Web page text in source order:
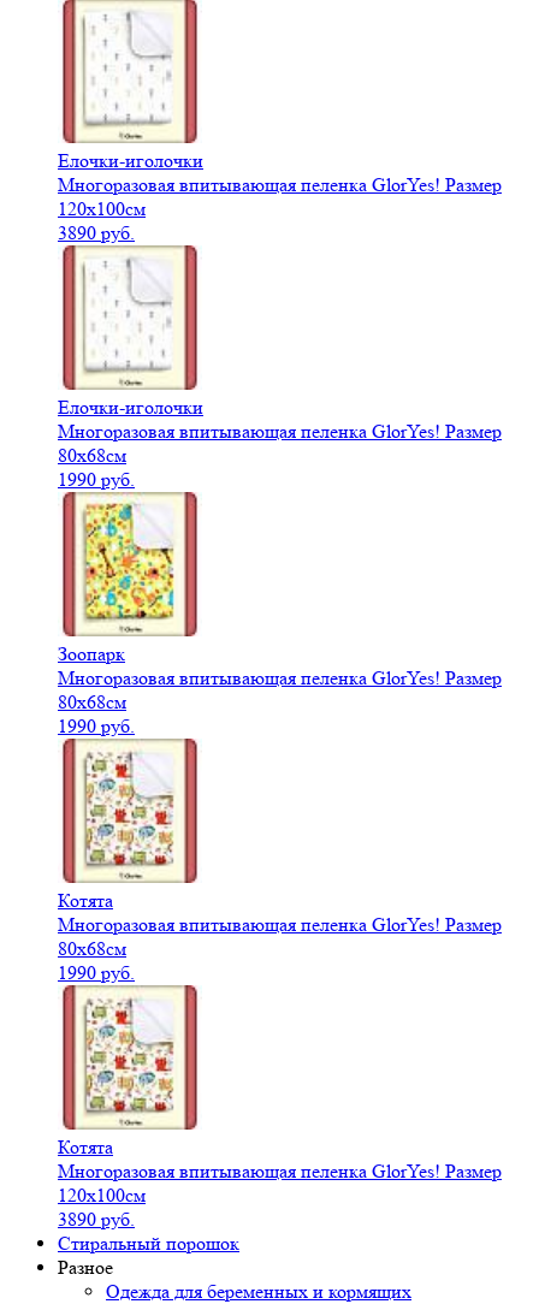
Елочки-иголочки
Многоразовая впитывающая пеленка GlorYes! Размер
120х100см
3890 руб.
Елочки-иголочки
Многоразовая впитывающая пеленка GlorYes! Размер
80х68см
1990 руб.
Зоопарк
Многоразовая впитывающая пеленка GlorYes! Размер
80х68см
1990 руб.
Котята
Многоразовая впитывающая пеленка GlorYes! Размер
80х68см
1990 руб.
Котята
Многоразовая впитывающая пеленка GlorYes! Размер
120х100см
3890 руб.
Стиральный порошок
Разное
Одежда для беременных и кормящих